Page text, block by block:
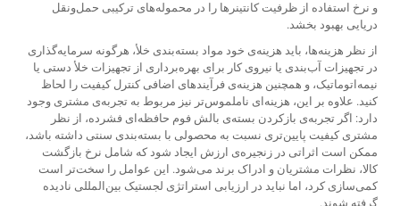
و نرخ استفاده از ظرفیت کانتینرها را در محموله‌های ترکیبی حمل‌ونقل
دریایی بهبود بخشد.
از نظر هزینه‌ها، باید هزینه‌ی خود مواد بسته‌بندی خلأ، هرگونه سرمایه‌گذاری
در تجهیزات آب‌بندی یا نیروی کار برای بهره‌برداری از تجهیزات خلأ دستی یا
نیمه‌اتوماتیک، و همچنین هزینه‌ی فرآیندهای اضافی کنترل کیفیت را لحاظ
کنید. علاوه بر این، هزینه‌ای ناملموس‌تر نیز مربوط به تجربه‌ی مشتری وجود
دارد: اگر تجربه‌ی بازکردن بسته‌ی بالش فوم حافظه‌ای فشرده، از نظر
مشتری کیفیت پایین‌تری نسبت به محصولی با بسته‌بندی سنتی داشته باشد،
ممکن است اثراتی در زنجیره‌ی ارزش ایجاد شود که شامل نرخ بازگشت
کالا، نظرات مشتریان و ادراک برند می‌شود. این عوامل را سخت‌تر است
کمی‌سازی کرد، اما نباید در ارزیابی استراتژی لجستیک بین‌المللی نادیده
گرفته شوند.